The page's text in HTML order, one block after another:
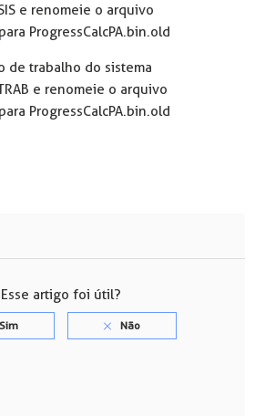
e renomeie o arquivo
ProgressCalcPA.bin.old
de trabalho do sistema
e renomeie o arquivo
ProgressCalcPA.bin.old
Esse artigo foi útil?